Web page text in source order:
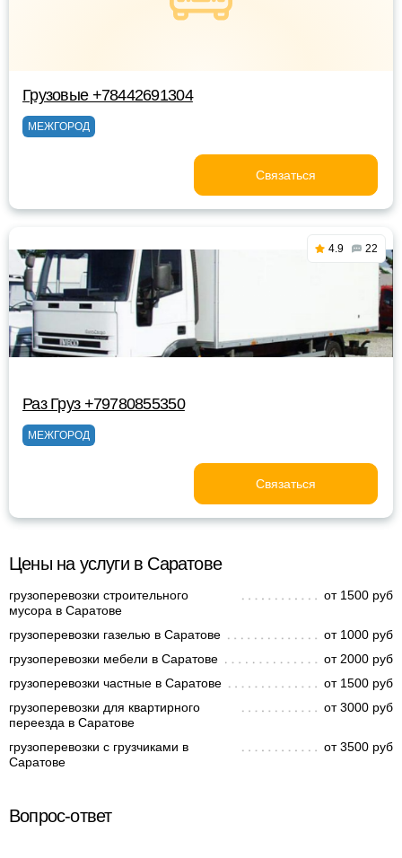
Грузовые +78442691304
МЕЖГОРОД
Связаться
4.9 22
Раз Груз +79780855350
МЕЖГОРОД
Связаться
Цены на услуги в Саратове
грузоперевозки строительного
мусора в Саратове
от 1500 руб
грузоперевозки газелью в Саратове
от 1000 руб
грузоперевозки мебели в Саратове
от 2000 руб
грузоперевозки частные в Саратове
от 1500 руб
грузоперевозки для квартирного
переезда в Саратове
от 3000 руб
грузоперевозки с грузчиками в
Саратове
от 3500 руб
Вопрос-ответ